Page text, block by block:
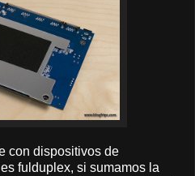
con dispositivos de
fulduplex, si sumamos la